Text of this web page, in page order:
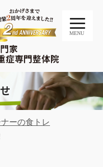
MENU
ナーの食トレ